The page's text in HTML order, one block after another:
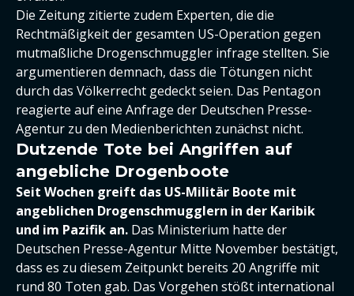
Die Zeitung zitierte zudem Experten, die die
Rechtmäßigkeit der gesamten US-Operation gegen
mutmaßliche Drogenschmuggler infrage stellten. Sie
argumentieren demnach, dass die Tötungen nicht
durch das Völkerrecht gedeckt seien. Das Pentagon
reagierte auf eine Anfrage der Deutschen Presse-
Agentur zu den Medienberichten zunächst nicht.
Dutzende Tote bei Angriffen auf
angebliche Drogenboote
Seit Wochen greift das US-Militär Boote mit
angeblichen Drogenschmugglern in der Karibik
und im Pazifik an. Das Ministerium hatte der
Deutschen Presse-Agentur Mitte November bestätigt,
dass es zu diesem Zeitpunkt bereits 20 Angriffe mit
rund 80 Toten gab. Das Vorgehen stößt international